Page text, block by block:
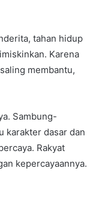
tahan hidup
Karena
membantu,
Sambung-
karakter dasar dan
Rakyat
kepercayaannya.